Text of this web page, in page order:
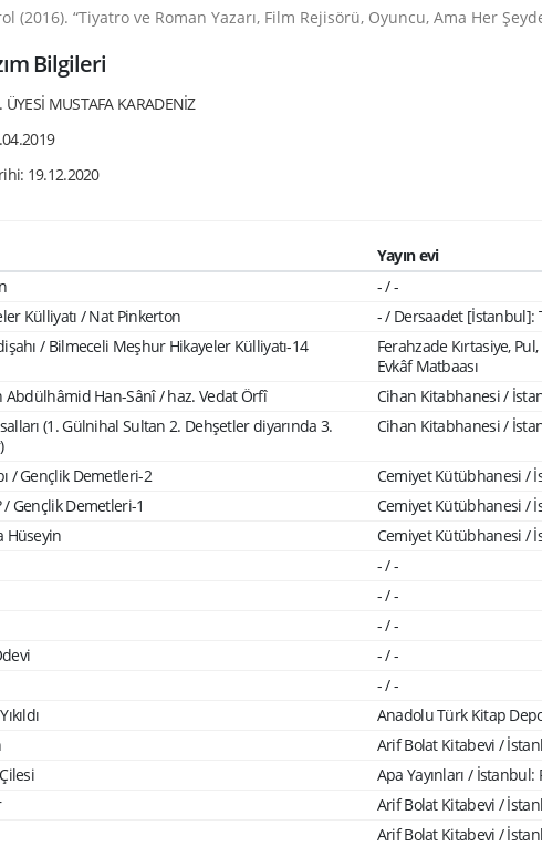
(2016). “Tiyatro ve Roman Yazarı, Film Rejisörü, Oyuncu, Ama Her
Bilgileri
MUSTAFA KARADENİZ
19.12.2020
Yayın evi
- / -
Külliyatı / Nat Pinkerton
- / Dersaadet [İstanbul]:
/ Bilmeceli Meşhur Hikayeler Külliyatı-14
Ferahzade Kırtasiye,
Evkâf Matbaası
Abdülhâmid Han-Sânî / haz. Vedat Örfî Cihan Kitabhanesi /
(1. Gülnihal Sultan 2. Dehşetler diyarında 3.
Cihan Kitabhanesi /
/ Gençlik Demetleri-2 Cemiyet Kütübhanesi /
/ Gençlik Demetleri-1
Cemiyet Kütübhanesi /
Hüseyin
Cemiyet Kütübhanesi /
- / -
- / -
- / -
- / -
- / -
Anadolu Türk Kitap
Arif Bolat Kitabevi /
Apa Yayınları /
Arif Bolat Kitabevi /
Arif Bolat Kitabevi /